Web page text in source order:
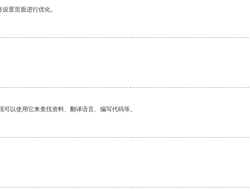
置页面进行优化。
以使用它来查找资料、翻译语言、编写代码等。